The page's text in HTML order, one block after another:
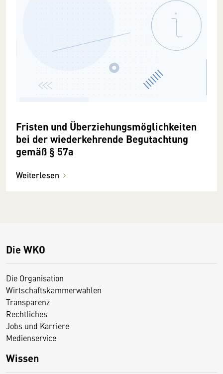
Fristen und Überziehungsmöglichkeiten
bei der wiederkehrende Begutachtung
gemäß § 57a
Weiterlesen
Die WKO
Die Organisation
Wirtschaftskammerwahlen
Transparenz
Rechtliches
Jobs und Karriere
Medienservice
Wissen